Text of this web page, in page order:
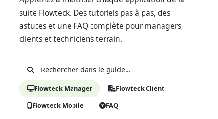
suite Flowteck. Des tutoriels pas à pas, des
astuces et une FAQ complète pour managers,
clients et techniciens terrain.
Flowteck Manager
Flowteck Client
Flowteck Mobile
FAQ